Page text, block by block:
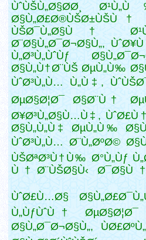
ÙˆÙŠÙ„Ø§Ø­Ø¸
ÙŠØ¯Ù„Ø§Ù†
Ø¨Ø§Ù„Ø¯Ø¬Ø§Ù„,
Ù„Ø³Ù„ÙˆÙƒ
Ø§Ù„Ù†Ø¨ÙŠ ØµÙ„Ù‰
ÙˆØ³Ù„Ù… Ù„Ù‡,
ØµØ§Ø¦Ø¯ Ø§Ø¨Ù†
Ø¥Ø³Ù„Ø§Ù…Ù‡,
Ø§Ù„Ù„Ù‡ ØµÙ„Ù‰
ÙˆØ³Ù„Ù… Ø¨Ù„ØºØ©
ÙŠØªØ³Ù†Ù‰ Ø°Ù„Ùƒ
Ù†Ø¨ÙŠØ§Ù‹
ÙˆØ£Ù…Ø§
Ù„ÙƒÙˆÙ†
Ø§Ù„Ø¯Ø¬Ø§Ù„,